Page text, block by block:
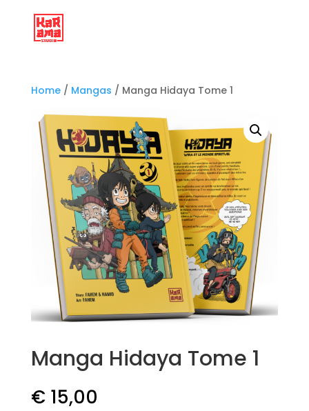
Home/ Mangas / Manga Hidaya Tome 1
Manga Hidaya Tome 1
€15,00